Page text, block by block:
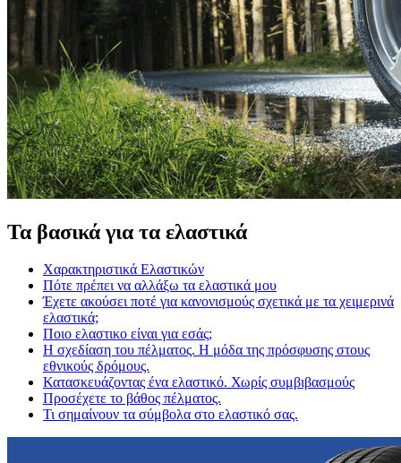
Τα βασικά για τα ελαστικά
Χαρακτηριστικά Ελαστικών
Πότε πρέπει να αλλάξω τα ελαστικά μου
Έχετε ακούσει ποτέ για κανονισμούς σχετικά με τα χειμερινά
ελαστικά;
Ποιο ελαστικο είναι για εσάς;
Η σχεδίαση του πέλματος. Η μόδα της πρόσφυσης στους
εθνικούς δρόμους.
Κατασκευάζοντας ένα ελαστικό. Χωρίς συμβιβασμούς
Προσέχετε το βάθος πέλματος.
Τι σημαίνουν τα σύμβολα στο ελαστικό σας.